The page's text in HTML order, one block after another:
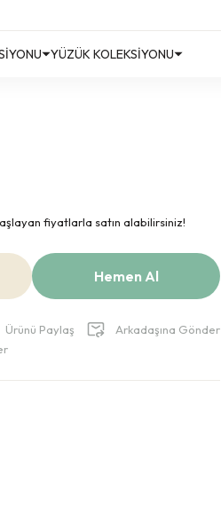
YÜZÜK KOLEKSİYONU
fiyatlarla satın alabilirsiniz!
Hemen Al
Ürünü Paylaş
Arkadaşına Gönder